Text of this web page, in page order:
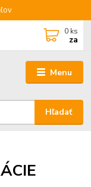
Menu
Hľadať
0 ks
za